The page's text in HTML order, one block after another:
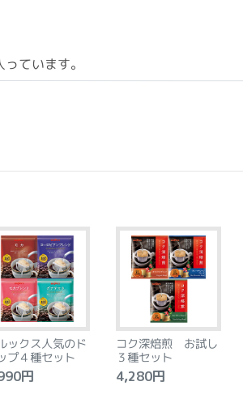
ています。
ックス人気のド
プ４種セット
円
コク深焙煎 お試し
３種セット
4,280円